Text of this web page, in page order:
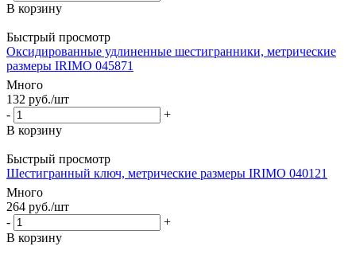
В корзину
Быстрый просмотр
Оксидированные удлиненные шестигранники, метрические
размеры IRIMO 045871
Много
132 руб./шт
-
+
В корзину
Быстрый просмотр
Шестигранный ключ, метрические размеры IRIMO 040121
Много
264 руб./шт
-
+
В корзину